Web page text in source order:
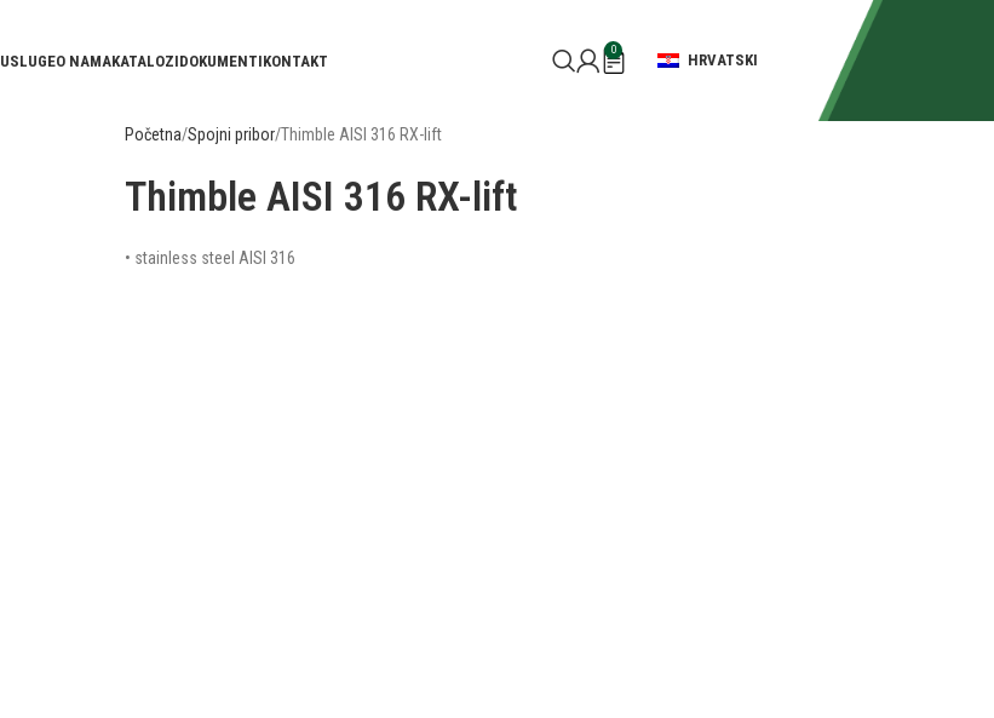
USLUGEO NAMAKATALOZIDOKUMENTIKONTAKT
0
HRVATSKI
Početna Spojni pribor Thimble AISI 316 RX-lift
Thimble AISI 316 RX-lift
• stainless steel AISI 316